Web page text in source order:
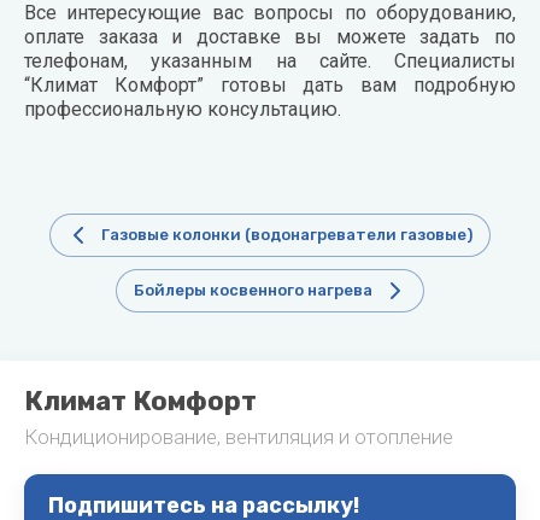
Все интересующие вас вопросы по оборудованию,
оплате заказа и доставке вы можете задать по
телефонам, указанным на сайте. Специалисты
“Климат Комфорт” готовы дать вам подробную
профессиональную консультацию.
Газовые колонки (водонагреватели газовые)
Бойлеры косвенного нагрева
Климат Комфорт
Кондиционирование, вентиляция и отопление
Подпишитесь на рассылку!